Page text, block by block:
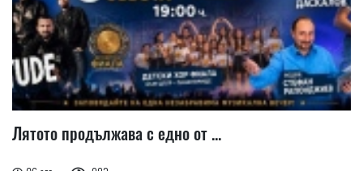
Лятото продължава с едно от ...